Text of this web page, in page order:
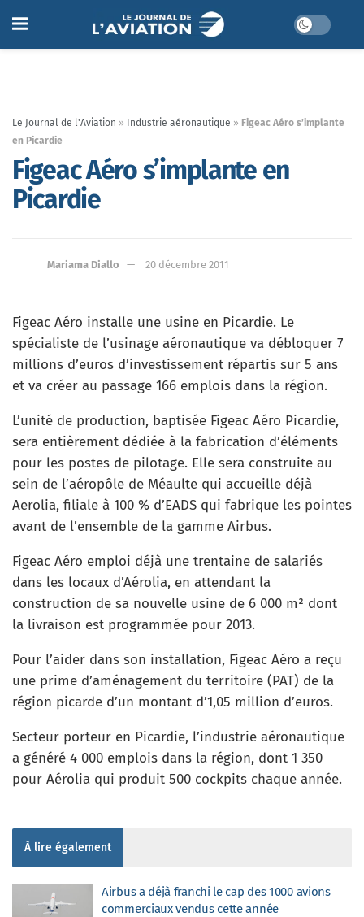
Le Journal de l'Aviation » Industrie aéronautique » Figeac Aéro s’implante
en Picardie
Figeac Aéro s’implante en
Picardie
Mariama Diallo 20 décembre 2011
Figeac Aéro installe une usine en Picardie. Le
spécialiste de l’usinage aéronautique va débloquer 7
millions d’euros d’investissement répartis sur 5 ans
et va créer au passage 166 emplois dans la région.
L’unité de production, baptisée Figeac Aéro Picardie,
sera entièrement dédiée à la fabrication d’éléments
pour les postes de pilotage. Elle sera construite au
sein de l’aéropôle de Méaulte qui accueille déjà
Aerolia, filiale à 100 % d’EADS qui fabrique les pointes
avant de l’ensemble de la gamme Airbus.
Figeac Aéro emploi déjà une trentaine de salariés
dans les locaux d’Aérolia, en attendant la
construction de sa nouvelle usine de 6 000 m² dont
la livraison est programmée pour 2013.
Pour l’aider dans son installation, Figeac Aéro a reçu
une prime d’aménagement du territoire (PAT) de la
région picarde d’un montant d’1,05 million d’euros.
Secteur porteur en Picardie, l’industrie aéronautique
a généré 4 000 emplois dans la région, dont 1 350
pour Aérolia qui produit 500 cockpits chaque année.
À lire également
Airbus a déjà franchi le cap des 1000 avions
commerciaux vendus cette année